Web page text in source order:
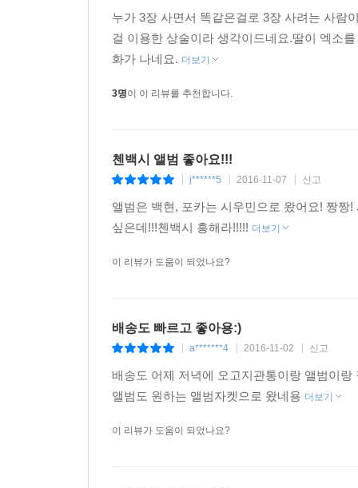
누가 3장 사면서 똑같은걸로 3장 사려는 사람
걸 이용한 상술이라 생각이드네요.딸이 엑소
화가 나네요. 더보기
3명이 이 리뷰를 추천합니다.
첸백시 앨범 좋아요!!!
j******5 2016-11-07 신고
앨범은 백현, 포카는 시우민으로 왔어요! 짱
싶은데!!!첸백시 흥해라!!!!! 더보기
이 리뷰가 도움이 되었나요?
배송도 빠르고 좋아용:)
a*******4 2016-11-02 신고
배송도 어제 저녁에 오고지관통이랑 앨범이
앨범도 원하는 앨범자켓으로 왔네용 더보기
이 리뷰가 도움이 되었나요?